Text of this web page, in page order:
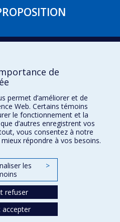
de l'éducation
de
permet d’améliorer et de
Web. Certains témoins
le fonctionnement et la
d’autres enregistrent vos
vous consentez à notre
répondre à vos besoins.
les
>
refuser
accepter